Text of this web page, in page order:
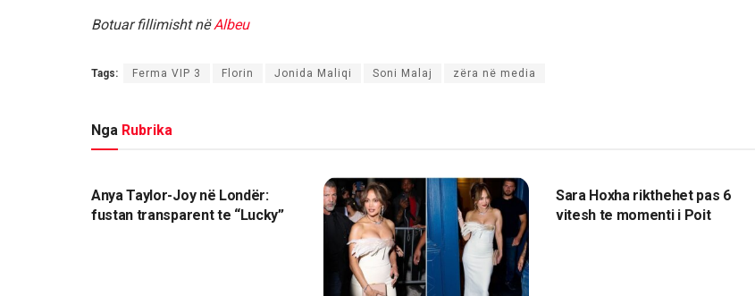
Botuar fillimisht nëAlbeu
Tags: Ferma VIP 3 Florin Jonida Maliqi Soni Malaj zëra në media
Nga Rubrika
Anya Taylor-Joy në Londër:
fustan transparent te “Lucky”
Sara Hoxha rikthehet pas 6
vitesh te momenti i Poit